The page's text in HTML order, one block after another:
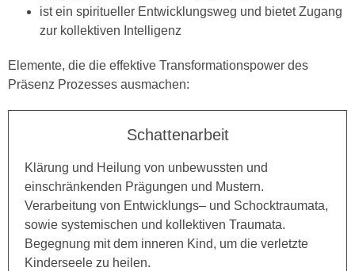
ist ein spiritueller Entwicklungsweg und bietet Zugang
zur kollektiven Intelligenz
Elemente, die die effektive Transformationspower des
Präsenz Prozesses ausmachen:
Schattenarbeit
Klärung und Heilung von unbewussten und
einschränkenden Prägungen und Mustern.
Verarbeitung von Entwicklungs– und Schocktraumata,
sowie systemischen und kollektiven Traumata.
Begegnung mit dem inneren Kind, um die verletzte
Kinderseele zu heilen.